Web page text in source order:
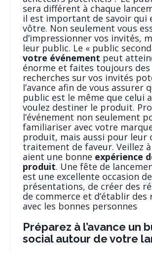
sera différent à chaque
il est important de savoir qui
vôtre. Non seulement vous
d’impressionner vos invités,
leur public. Le « public
votre événement peut
énorme et faites toujours des
recherches sur vos invités
l’avance afin de vous assurer
public est le même que celui
voulez destiner le produit.
l’événement non seulement
familiariser avec votre
produit, mais aussi pour leur
traitement de faveur. Veillez à
aient une bonne expérience
produit. Une fête de
est une excellente occasion
présentations, de créer des
de commerce et d’établir des
avec les bonnes personnes
Préparez à l’avance un
social autour de votre